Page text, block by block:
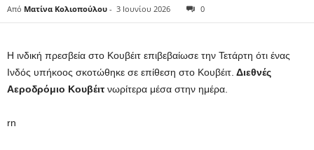
Από Ματίνα Κολιοπούλου - 3 Ιουνίου 2026 0
Η ινδική πρεσβεία στο Κουβέιτ επιβεβαίωσε την Τετάρτη ότι ένας
Ινδός υπήκοος σκοτώθηκε σε επίθεση στο Κουβέιτ. Διεθνές
Αεροδρόμιο Κουβέιτ νωρίτερα μέσα στην ημέρα.
rn